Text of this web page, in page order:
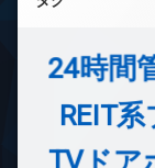
24時間
REIT